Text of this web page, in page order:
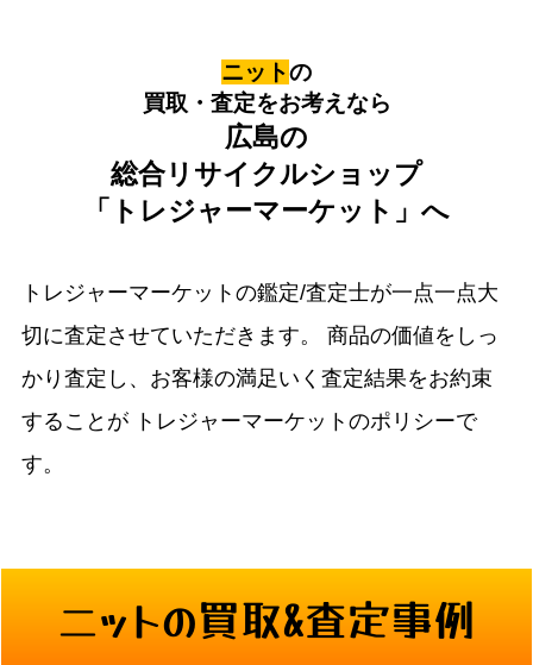
ニットの
買取・査定をお考えなら
広島の
総合リサイクルショップ
「トレジャーマーケット」へ
トレジャーマーケットの鑑定/査定士が一点一点大
切に査定させていただきます。
商品の価値をしっ
かり査定し、お客様の満足いく査定結果をお約束
することが トレジャーマーケットのポリシーで
す。
ニットの買取&査定事例